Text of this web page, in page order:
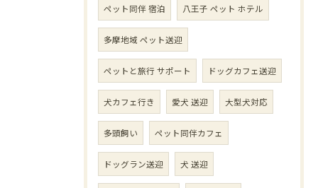
ペット同伴 宿泊 八王子 ペット ホテル
多摩地域 ペット送迎
ペットと旅行 サポート ドッグカフェ送迎
犬カフェ行き 愛犬 送迎 大型犬対応
多頭飼い ペット同伴カフェ
ドッグラン送迎 犬 送迎